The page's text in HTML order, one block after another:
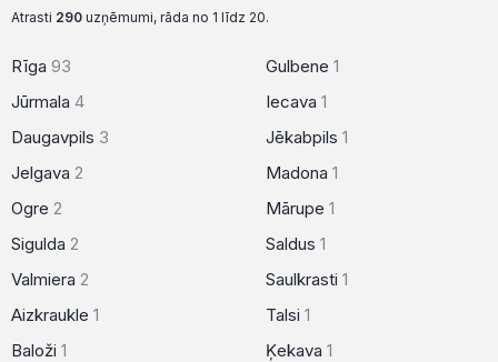
Atrasti 290 uzņēmumi, rāda no 1 līdz 20.
Rīga 93
Jūrmala 4
Daugavpils 3
Jelgava 2
Ogre 2
Sigulda 2
Valmiera 2
Aizkraukle 1
Baloži 1
Gulbene 1
Iecava 1
Jēkabpils 1
Madona 1
Mārupe 1
Saldus 1
Saulkrasti 1
Talsi 1
Ķekava 1